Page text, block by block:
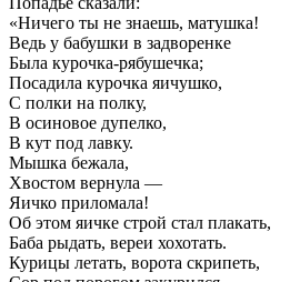
«Ничего ты не знаешь, матушка!
Ведь у бабушки в задворенке
Была курочка-рябушечка;
Посадила курочка яичушко,
С полки на полку,
В осиновое дупелко,
В кут под лавку.
Мышка бежала,
Хвостом вернула —
Яичко приломала!
Об этом яичке строй стал плакать,
Баба рыдать, вереи хохотать.
Курицы летать, ворота скрипеть,